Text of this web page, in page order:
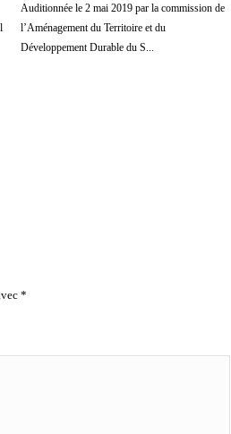
Auditionnée le 2 mai 2019 par la commission de
l’Aménagement du Territoire et du
Développement Durable du S...
*